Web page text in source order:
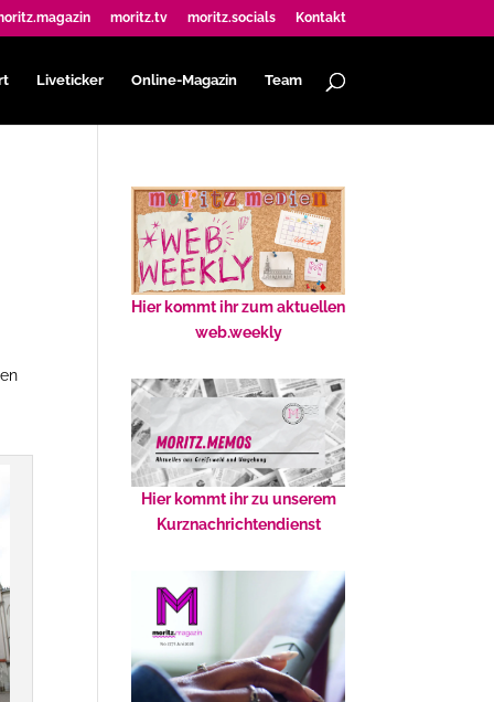
moritz.tv moritz.socials Kontakt
Liveticker Online-Magazin Team
Hier kommt ihr zum aktuellen
web.weekly
Hier kommt ihr zu unserem
Kurznachrichtendienst